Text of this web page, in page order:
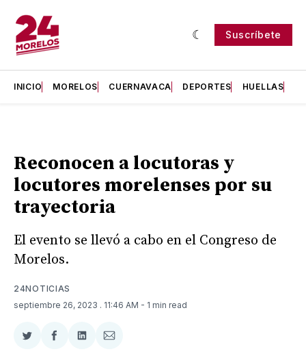
Suscríbete
INICIO MORELOS CUERNAVACA DEPORTES HUELLAS
Reconocen a locutoras y
locutores morelenses por su
trayectoria
El evento se llevó a cabo en el Congreso de
Morelos.
24NOTICIAS
septiembre 26, 2023 . 11:46 AM - 1 min read
CompartirCompartir
CompartirCompartir